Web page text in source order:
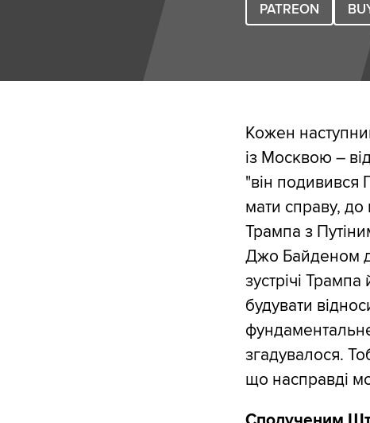
PATREON
Кожен
із Москвою –
"він подивився
мати справу,
Трампа з
Джо Байденом
зустрічі
будувати
згадувалося.
що насправді